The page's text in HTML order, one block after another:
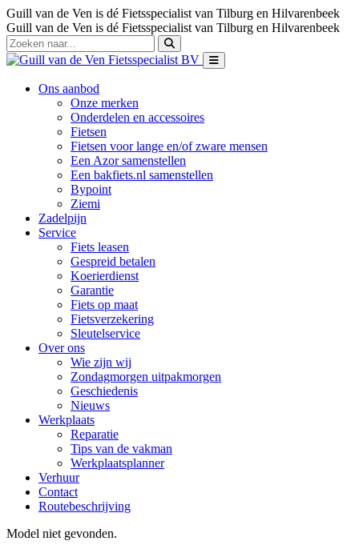
Guill van de Ven is dé Fietsspecialist van Tilburg en Hilvarenbeek
Guill van de Ven is dé Fietsspecialist van Tilburg en Hilvarenbeek
Ons aanbod
Onze merken
Onderdelen en accessoires
Fietsen
Fietsen voor lange en/of zware mensen
Een Azor samenstellen
Een bakfiets.nl samenstellen
Bypoint
Ziemi
Zadelpijn
Service
Fiets leasen
Gespreid betalen
Koerierdienst
Garantie
Fiets op maat
Fietsverzekering
Sleutelservice
Over ons
Wie zijn wij
Zondagmorgen uitpakmorgen
Geschiedenis
Nieuws
Werkplaats
Reparatie
Tips van de vakman
Werkplaatsplanner
Verhuur
Contact
Routebeschrijving
Model niet gevonden.